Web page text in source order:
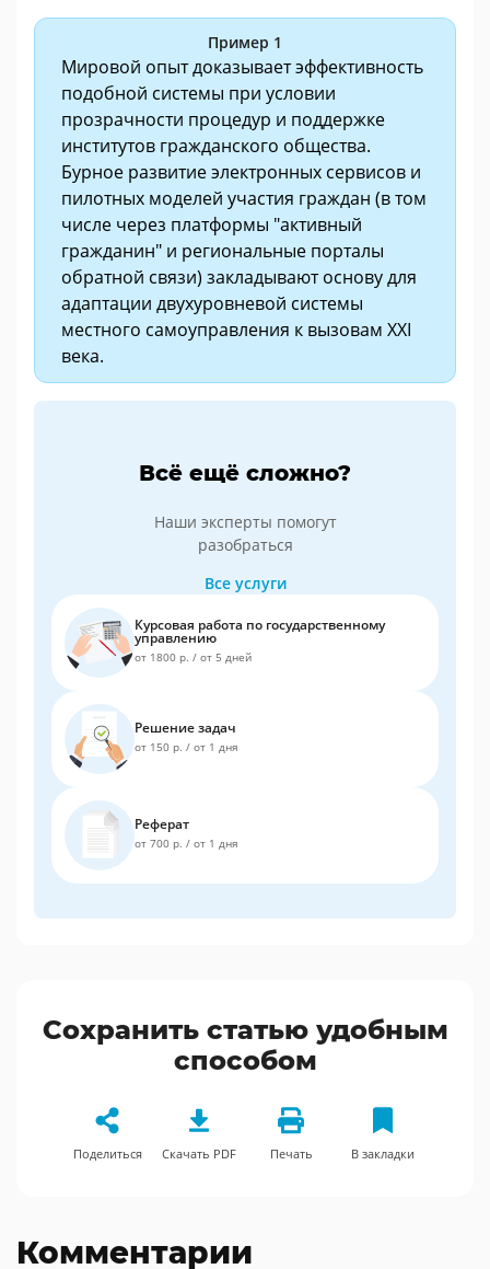
Пример 1
Мировой опыт доказывает эффективность
подобной системы при условии
прозрачности процедур и поддержке
институтов гражданского общества.
Бурное развитие электронных сервисов и
пилотных моделей участия граждан (в том
числе через платформы "активный
гражданин" и региональные порталы
обратной связи) закладывают основу для
адаптации двухуровневой системы
местного самоуправления к вызовам XXI
века.
Всё ещё сложно?
Наши эксперты помогут
разобраться
Все услуги
Курсовая работа по государственному
управлению
от 1800 р. / от 5 дней
Решение задач
от 150 р. / от 1 дня
Реферат
от 700 р. / от 1 дня
Сохранить статью удобным
способом
Поделиться Скачать PDF Печать В закладки
Комментарии